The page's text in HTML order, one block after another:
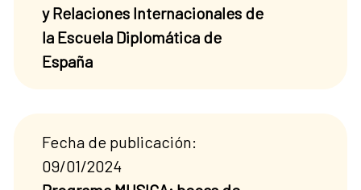
y Relaciones Internacionales de
la Escuela Diplomática de
España
Fecha de publicación:
09/01/2024